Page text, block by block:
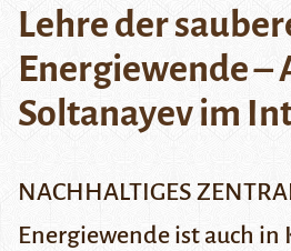
Lehre der
Energiewende –
Soltanayev im
NACHHALTIGES
Energiewende ist auch in